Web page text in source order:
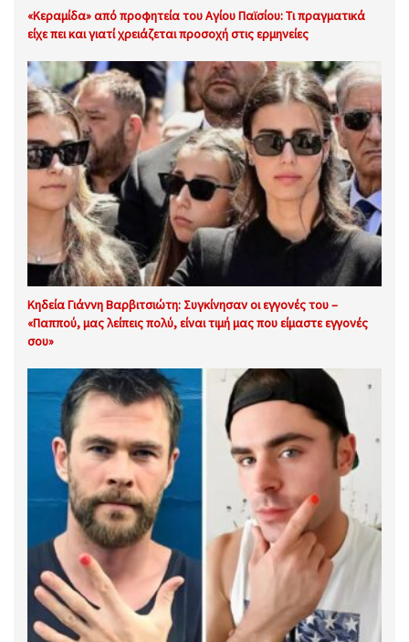
«Κεραμίδα» από προφητεία του Αγίου Παϊσίου: Τι πραγματικά
είχε πει και γιατί χρειάζεται προσοχή στις ερμηνείες
Κηδεία Γιάννη Βαρβιτσιώτη: Συγκίνησαν οι εγγονές του –
«Παππού, μας λείπεις πολύ, είναι τιμή μας που είμαστε εγγονές
σου»